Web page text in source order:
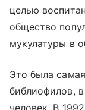
целью
общество
мукулатуры в
Это была
библиофилов,
человек. В